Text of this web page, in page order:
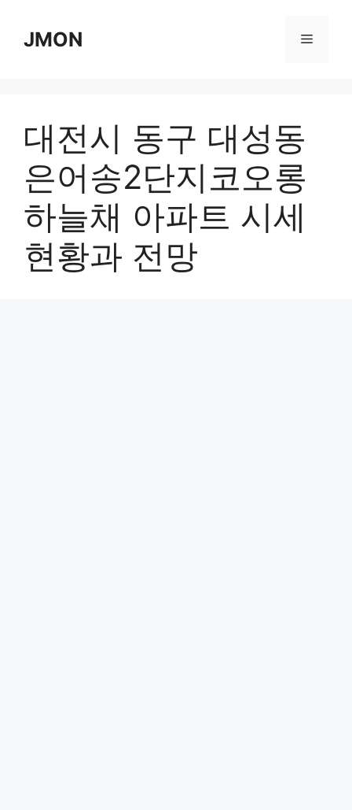
contentJMON Menu
대전시 동구 대성동
은어송2단지코오롱
하늘채 아파트 시세
현황과 전망